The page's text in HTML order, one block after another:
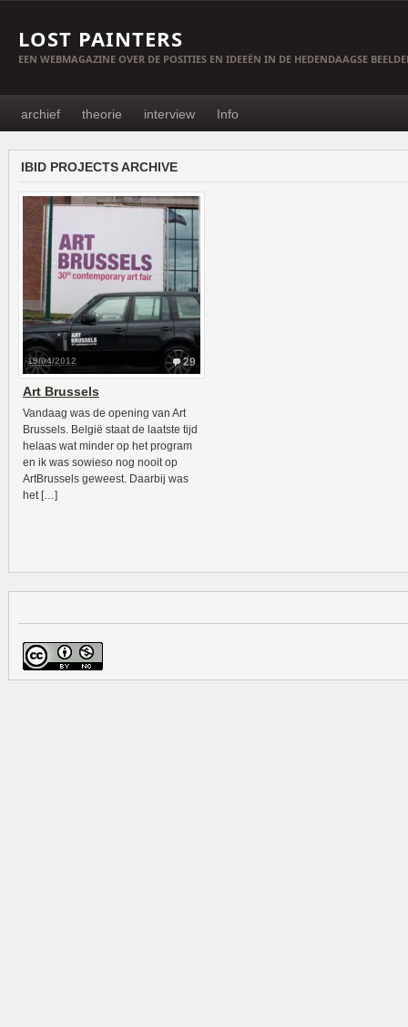
LOST PAINTERS
EEN WEBMAGAZINE OVER DE POSITIES EN IDEEËN IN DE HEDENDAAGSE
archief theorie interview Info
IBID PROJECTS ARCHIVE
29
19/04/2012
Art Brussels
Vandaag was de opening van Art
Brussels. België staat de laatste tijd
helaas wat minder op het program
en ik was sowieso nog nooit op
ArtBrussels geweest. Daarbij was
het […]